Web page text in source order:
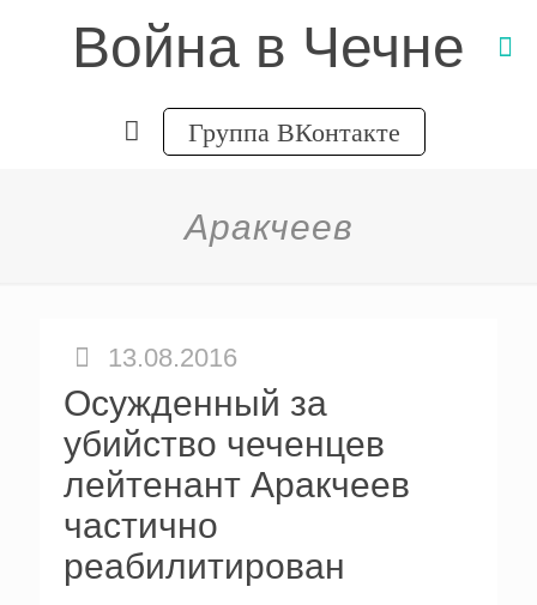
Война в Чечне
Группа ВКонтакте
Аракчеев
13.08.2016
Осужденный за
убийство чеченцев
лейтенант Аракчеев
частично
реабилитирован